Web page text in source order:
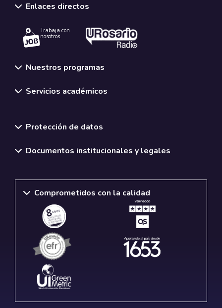
Enlaces directos
Trabaja con
nosotros.
Nuestros programas
Servicios académicos
Protección de datos
Documentos institucionales y legales
Comprometidos con la calidad